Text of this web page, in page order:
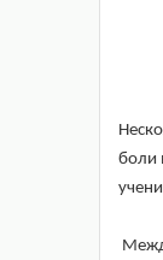
боли